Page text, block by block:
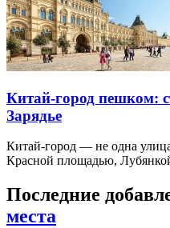
Китай-город пешком:
Зарядье
Китай-город — не одна
Красной площадью,
Последние
места